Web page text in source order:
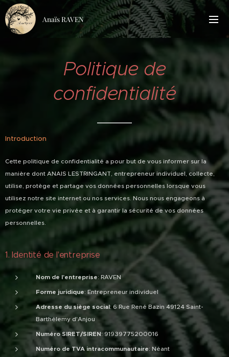
Anaïs RAVEN
Politique de
confidentialité
Introduction
Cette politique de confidentialité a pour but de vous informer sur la
manière dont ANAIS LESTRINGANT, entrepreneur individuel, collecte,
utilise, protège et partage vos données personnelles lorsque vous
utilisez notre site internet ou nos services. Nous nous engageons à
protéger votre vie privée et à garantir la sécurité de vos données
personnelles.
1. Identité de l'entreprise
Nom de l'entreprise: RAVEN
Forme juridique: Entrepreneur individuel
Adresse du siège social: 6 Rue René Bazin 49124 Saint-
Barthélemy d'Anjou
Numéro SIRET/SIREN: 91939775200016
Numéro de TVA intracommunautaire: Néant